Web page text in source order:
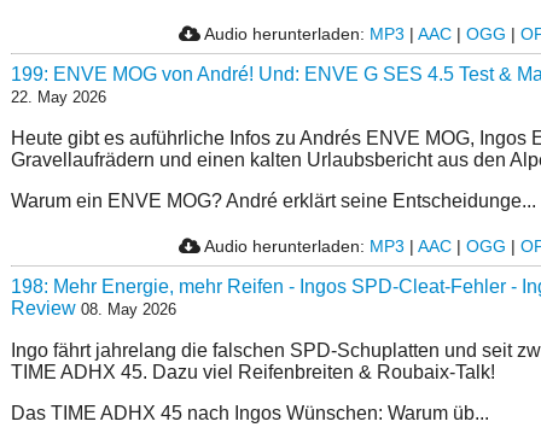
Audio herunterladen: MP3 | AAC| OGG |
199: ENVE MOG von André! Und: ENVE G SES 4.5 Test &
22. May 2026
Heute gibt es auführliche Infos zu Andrés ENVE MOG, Ingos
Gravellaufrädern und einen kalten Urlaubsbericht aus den
Warum ein ENVE MOG? André erklärt seine Entscheidunge...
Audio herunterladen: MP3 | AAC| OGG |
198: Mehr Energie, mehr Reifen - Ingos SPD-Cleat-Fehler -
Review 08. May 2026
Ingo fährt jahrelang die falschen SPD-Schuplatten und seit
TIME ADHX 45. Dazu viel Reifenbreiten & Roubaix-Talk!
Das TIME ADHX 45 nach Ingos Wünschen: Warum üb...